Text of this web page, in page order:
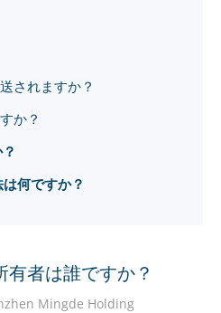
されますか？
か？
何ですか？
有者は誰ですか？
Mingde Holding